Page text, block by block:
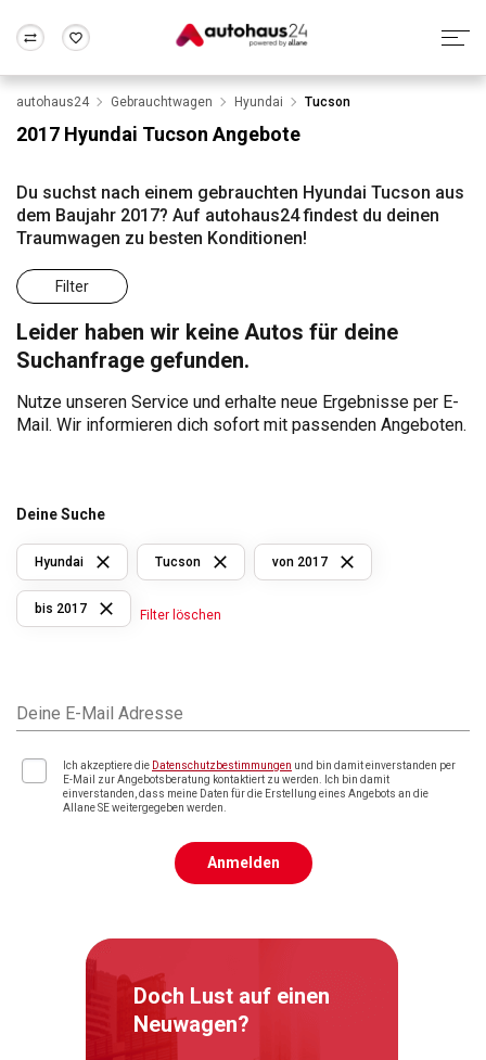
Wir bewerten dein Auto
Alle Fragen & Antworten
Rund um die Inzahlungnahme
Frankfurt Wuppertal
autohaus24 Gebrauchtwagen Hyundai Tucson
2017 Hyundai Tucson Angebote
Du suchst nach einem gebrauchten Hyundai Tucson aus
dem Baujahr 2017? Auf autohaus24 findest du deinen
Traumwagen zu besten Konditionen!
Filter
Leider haben wir keine Autos für deine
Suchanfrage gefunden.
Nutze unseren Service und erhalte neue Ergebnisse per E-
Mail. Wir informieren dich sofort mit passenden Angeboten.
Deine Suche
Hyundai Tucson von 2017
bis 2017 Filter löschen
Deine E-Mail Adresse
Ich akzeptiere die Datenschutzbestimmungen und bin damit einverstanden per
E-Mail zur Angebotsberatung kontaktiert zu werden. Ich bin damit
einverstanden, dass meine Daten für die Erstellung eines Angebots an die
Allane SE weitergegeben werden.
Anmelden
Doch Lust auf einen
Neuwagen?